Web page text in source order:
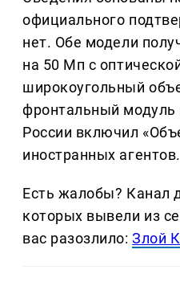
официального
нет. Обе модели
на 50 Мп с
широкоугольный
фронтальный
России включил
иностранных агентов.
Есть жалобы? Канал
которых вывели из
вас разозлило:Злой